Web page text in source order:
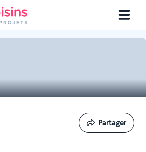
Partager
Partager